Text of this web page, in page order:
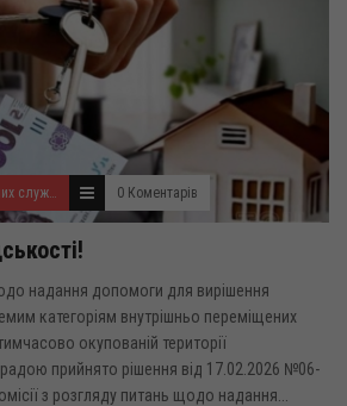
0 Коментарів
надання допомоги для вирішення
категоріям внутрішньо переміщених
окупованій території
прийнято рішення від 17.02.2026 №06-
з розгляду питань щодо надання...